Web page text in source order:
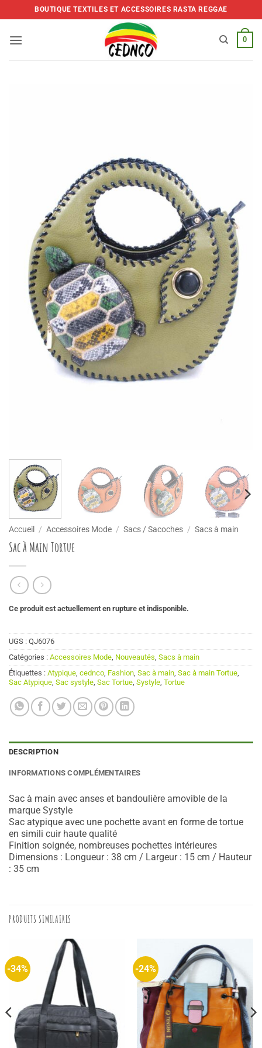
to
BOUTIQUE TEXTILES ET ACCESSOIRES RASTA REGGAE
0
Accueil / Accessoires Mode / Sacs / Sacoches / Sacs à main
Sac à Main Tortue
Ce produit est actuellement en rupture et indisponible.
UGS : QJ6076
Catégories : Accessoires Mode Nouveautés Sacs à main
Étiquettes : Atypique cednco Fashion Sac à main Sac à main Tortue
Sac Atypique Sac systyle Sac Tortue Systyle Tortue
DESCRIPTION
INFORMATIONS COMPLÉMENTAIRES
Sac à main avec anses et bandoulière amovible de la
marque Systyle
Sac atypique avec une pochette avant en forme de tortue
en simili cuir haute qualité
Finition soignée, nombreuses pochettes intérieures
Dimensions : Longueur : 38 cm / Largeur : 15 cm / Hauteur
: 35 cm
PRODUITS SIMILAIRES
-34% -24%